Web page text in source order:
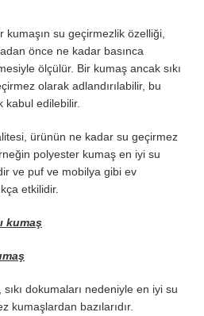
kumaşın su geçirmezlik özelliği,
önce ne kadar basınca
ölçülür. Bir kumaş ancak sıkı
olarak adlandırılabilir, bu
kabul edilebilir.
ürünün ne kadar su geçirmez
polyester kumaş en iyi su
ve puf ve mobilya gibi ev
etkilidir.
kumaş
dokumaları nedeniyle en iyi su
kumaşlardan bazılarıdır.